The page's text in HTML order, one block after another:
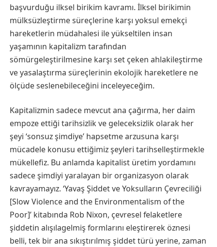
başvurduğu ilksel birikim kavramı. İlksel birikimin
mülksüzleştirme süreçlerine karşı yoksul emekçi
hareketlerin müdahalesi ile yükseltilen insan
yaşamının kapitalizm tarafından
sömürgeleştirilmesine karşı set çeken ahlakileştirme
ve yasalaştırma süreçlerinin ekolojik hareketlere ne
ölçüde seslenebileceğini inceleyeceğim.
Kapitalizmin sadece mevcut ana çağırma, her daim
empoze ettiği tarihsizlik ve geleceksizlik olarak her
şeyi ‘sonsuz şimdiye’ hapsetme arzusuna karşı
mücadele konusu ettiğimiz şeyleri tarihselleştirmekle
mükellefiz. Bu anlamda kapitalist üretim yordamını
sadece şimdiyi yaralayan bir organizasyon olarak
kavrayamayız. ‘Yavaş Şiddet ve Yoksulların Çevreciliği
[Slow Violence and the Environmentalism of the
Poor]’ kitabında Rob Nixon, çevresel felaketlere
şiddetin alışılagelmiş formlarını eleştirerek öznesi
belli, tek bir ana sıkıştırılmış şiddet türü yerine, zaman